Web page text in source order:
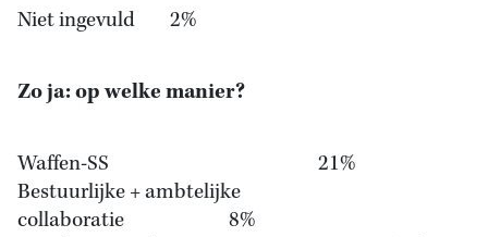
Niet ingevuld 2%
Zo ja: op welke manier?
Waffen-SS 21%
Bestuurlijke + ambtelijke
collaboratie 8%